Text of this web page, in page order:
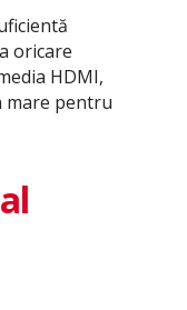
oricare
HDMI,
mare pentru